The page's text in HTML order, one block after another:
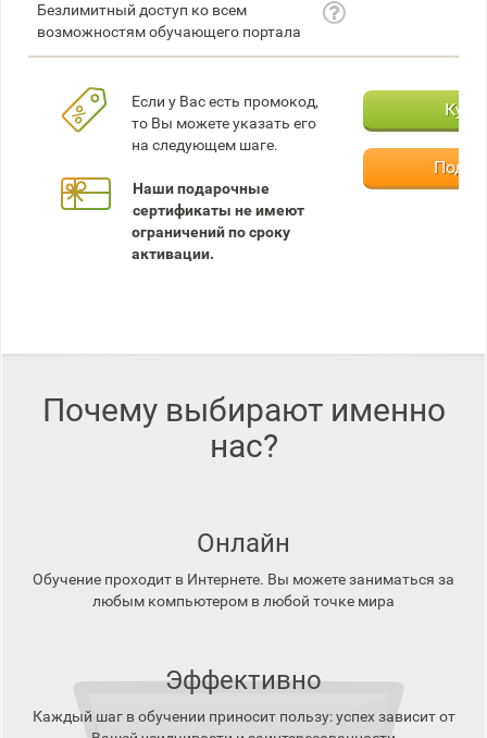
Если у Вас есть промокод,
то Вы можете указать его
на следующем шаге.
Наши подарочные
сертификаты не имеют
ограничений по сроку
активации.
Безлимитный доступ ко всем
возможностям обучающего портала
Почему выбирают именно
нас?
Онлайн
Обучение проходит в Интернете. Вы можете заниматься за
любым компьютером в любой точке мира
Эффективно
Каждый шаг в обучении приносит пользу: успех зависит от